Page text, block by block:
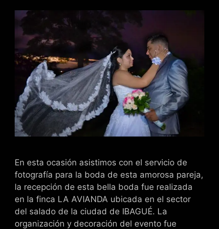
En esta ocasión asistimos con el servicio de
fotografía para la boda de esta amorosa pareja,
la recepción de esta bella boda fue realizada
en la finca LA AVIANDA ubicada en el sector
del salado de la ciudad de IBAGUÉ. La
organización y decoración del evento fue